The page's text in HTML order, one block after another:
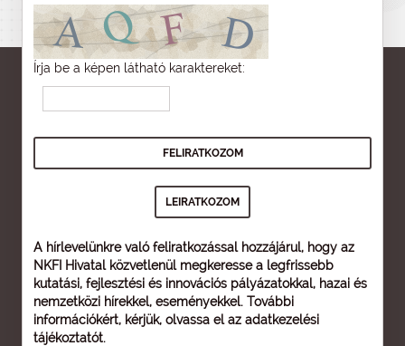
Írja be a képen látható karaktereket:
A hírlevelünkre való feliratkozással hozzájárul, hogy az
NKFI Hivatal közvetlenül megkeresse a legfrissebb
kutatási, fejlesztési és innovációs pályázatokkal, hazai és
nemzetközi hírekkel, eseményekkel. További
információkért, kérjük, olvassa el az adatkezelési
tájékoztatót.